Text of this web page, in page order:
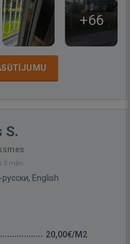
+66
S.
5 mēn.
English
20,00€/M2